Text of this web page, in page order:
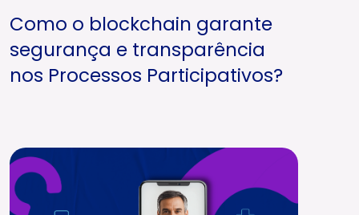
Como o blockchain garante
segurança e transparência
nos Processos Participativos?